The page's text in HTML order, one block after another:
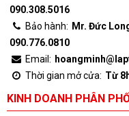
090.308.5016
Bảo hành: Mr. Đức
090.776.0810
Email:
Thời gian mở cửa: Từ
KINH DOANH PHÂN